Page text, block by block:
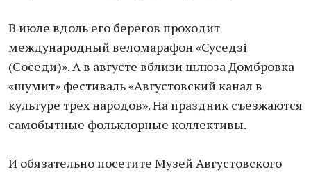
В июле вдоль его берегов проходит
международный веломарафон «Суседзі
(Соседи)». А в августе вблизи шлюза Домбровка
«шумит» фестиваль «Августовский канал в
культуре трех народов». На праздник съезжаются
самобытные фольклорные коллективы.
И обязательно посетите Музей Августовского